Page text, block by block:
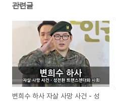
관련글
변희수 하사 자살 사망 사건 - 성